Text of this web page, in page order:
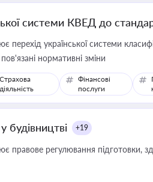
системи КВЕД до
перехід української системи
нормативні зміни
Страхова
діяльність
Фінансові
послуги
будівництві +19
правове регулювання підготовки,